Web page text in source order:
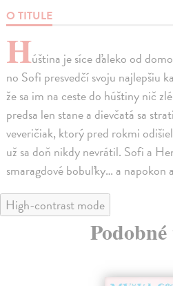
O TITULE
Húština je síce ďaleko od
no Sofi presvedčí svoju najlepšiu
že sa im na ceste do húštiny nič
predsa len stane a dievčatá sa
veveričiak, ktorý pred rokmi
už sa doň nikdy nevrátil. Sofi a
smaragdové bobuľky… a napokon
High-contrast mode